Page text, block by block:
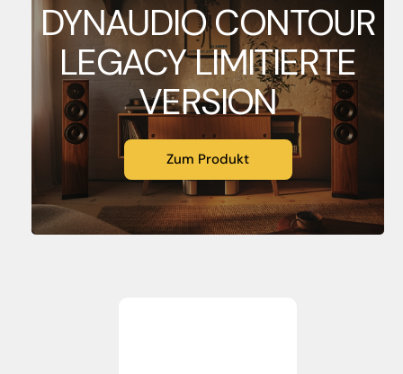
DYNAUDIO CONTOUR
LEGACY LIMITIERTE
VERSION
Zum Produkt